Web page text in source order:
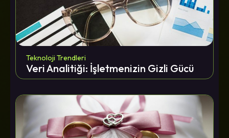
Teknoloji Trendleri
Veri Analitiği: İşletmenizin Gizli Gücü